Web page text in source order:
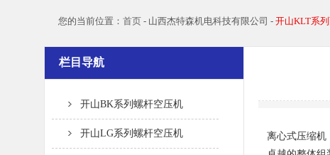
您的当前位置： 首页 - 山西杰特森机电科技有限公司 - 开山KLT系
栏目导航
开山BK系列螺杆空压机
开山LG系列螺杆空压机
离心式压缩机